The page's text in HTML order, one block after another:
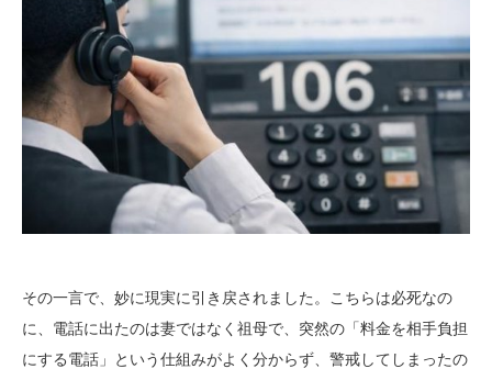
その一言で、妙に現実に引き戻されました。こちらは必死なの
に、電話に出たのは妻ではなく祖母で、突然の「料金を相手負担
にする電話」という仕組みがよく分からず、警戒してしまったの